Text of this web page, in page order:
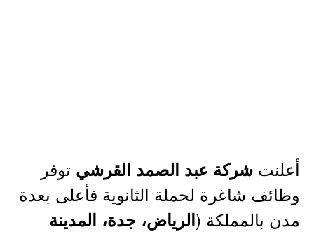
أعلنت شركة عبد الصمد القرشي توفر
وظائف شاغرة لحملة الثانوية فأعلى بعدة
مدن بالمملكة (الرياض، جدة، المدينة